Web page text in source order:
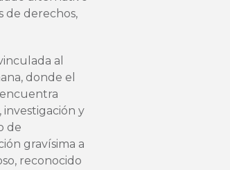
de derechos,
al
donde el
y
de
gravísima a
reconocido